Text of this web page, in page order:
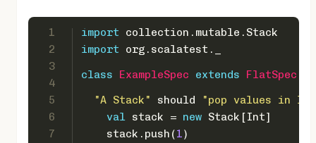
1
2
3
4
5
6
7
import collection.mutable. Stack
import org.scalatest._
class
ExampleSpec extends FlatSpec
"A Stack"
should
"pop values in
val
stack = new Stack [Int]
    stack.push(
1)